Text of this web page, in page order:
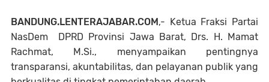
BANDUNG.LENTERAJABAR.COM,- Ketua Fraksi Partai
NasDem DPRD Provinsi Jawa Barat, Drs. H. Mamat
Rachmat, M.Si., menyampaikan pentingnya
transparansi, akuntabilitas, dan pelayanan publik yang